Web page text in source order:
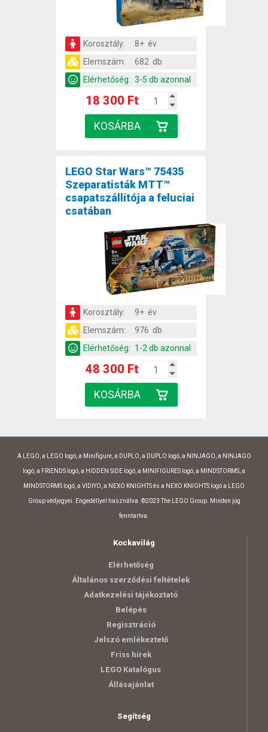
Korosztály:
8+ év
Elemszám:
682 db
Elérhetőség: 3-5 db azonnal
18 300 Ft
LEGO Star Wars™ 75435
Szeparatisták MTT™
csapatszállítója a feluciai
csatában
Korosztály:
9+ év
Elemszám:
976 db
Elérhetőség: 1-2 db azonnal
48 300 Ft
A LEGO, a LEGO logó, a Minifigure, a DUPLO, a DUPLO logó, a NINJAGO, a NINJAGO
logó, a FRIENDS logó, a HIDDEN SIDE logó, a MINIFIGURES logó, a MINDSTORMS, a
MINDSTORMS logó, a VIDIYO, a NEXO KNIGHTS és a NEXO KNIGHTS logó a LEGO
Group védjegyei. Engedéllyel használva. ©2023 The LEGO Group. Minden jog
fenntartva.
Kockavilág
Elérhetőség
Általános szerződési feltételek
Adatkezelési tájékoztató
Belépés
Regisztráció
Jelszó emlékeztető
Friss hírek
LEGO Katalógus
Állásajánlat
Segítség